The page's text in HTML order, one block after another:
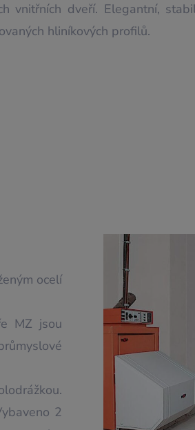
vnitřních dveří. Elegantní,
hliníkových profilů.
ocelí
MZ jsou
2